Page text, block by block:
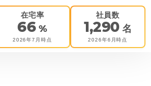
在宅率
66 %
2026年7月時点
社員数
1,290 名
2026年6月時点